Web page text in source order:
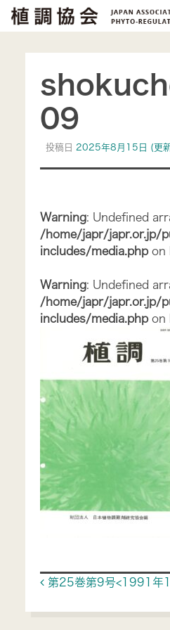
09
投稿日 2025年8月15日 (更
Warning: Undefined
/home/japr/japr.or.jp/
includes/media.phpon
Warning: Undefined
/home/japr/japr.or.jp/
includes/media.phpon
Post
第25巻第9号<1991年